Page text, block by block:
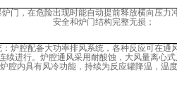
门，在危险出现时能自动提前释放横向压力
安全和炉门结构完整无损；
炉腔配备大功率排风系统，各种反应可在通
续进行。炉腔通风采用耐酸蚀，大风量离心
腔内具有风冷功能，持续为反应罐降温，温